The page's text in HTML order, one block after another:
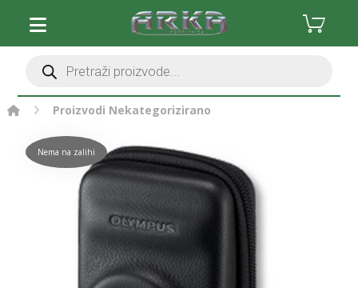
Proizvodi Nekategorizirano
Nema na zalihi